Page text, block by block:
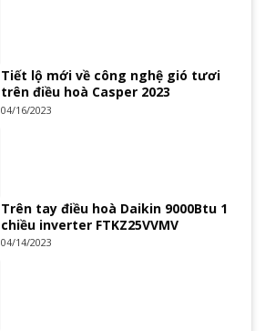
Tiết lộ mới về công nghệ gió tươi
trên điều hoà Casper 2023
04/16/2023
Trên tay điều hoà Daikin 9000Btu 1
chiều inverter FTKZ25VVMV
04/14/2023